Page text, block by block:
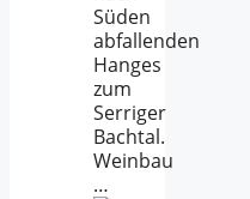
Süden
abfallenden
Hanges
zum
Serriger
Bachtal.
Weinbau
…